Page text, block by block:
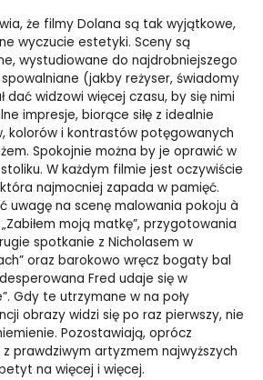
że filmy Dolana są tak wyjątkowe,
wyczucie estetyki. Sceny są
wystudiowane do najdrobniejszego
(jakby reżyser, świadomy
dać widzowi więcej czasu, by się nimi
impresje, biorące siłę z idealnie
kolorów i kontrastów potęgowanych
Spokojnie można by je oprawić w
W każdym filmie jest oczywiście
najmocniej zapada w pamięć.
uwagę na scenę malowania pokoju à
moją matkę”, przygotowania
spotkanie z Nicholasem w
oraz barokowo wręcz bogaty bal
Fred udaje się w
Gdy te utrzymane w na poły
obrazy widzi się po raz pierwszy, nie
Pozostawiają, oprócz
prawdziwym artyzmem najwyższych
na więcej i więcej.